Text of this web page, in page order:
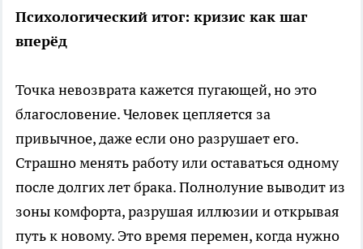
Психологический итог: кризис как шаг
вперёд
Точка невозврата кажется пугающей, но это
благословение. Человек цепляется за
привычное, даже если оно разрушает его.
Страшно менять работу или оставаться одному
после долгих лет брака. Полнолуние выводит из
зоны комфорта, разрушая иллюзии и открывая
путь к новому. Это время перемен, когда нужно